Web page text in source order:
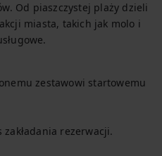
Od piaszczystej plaży dzieli
miasta, takich jak molo i
zestawowi startowemu
rezerwacji.